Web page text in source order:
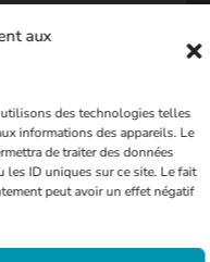
aux
des technologies telles
informations des appareils. Le
de traiter des données
ID uniques sur ce site. Le fait
peut avoir un effet négatif